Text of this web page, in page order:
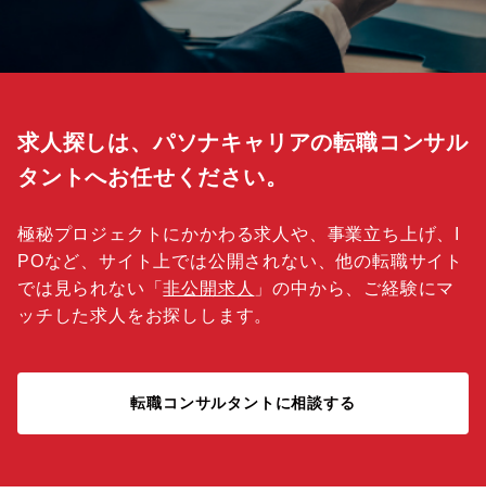
求人探しは、パソナキャリアの転職コンサル
タントへお任せください。
極秘プロジェクトにかかわる求人や、事業立ち上げ、I
POなど、サイト上では公開されない、他の転職サイト
では見られない「非公開求人 」の中から、ご経験にマ
ッチした求人をお探しします。
転職コンサルタントに相談する